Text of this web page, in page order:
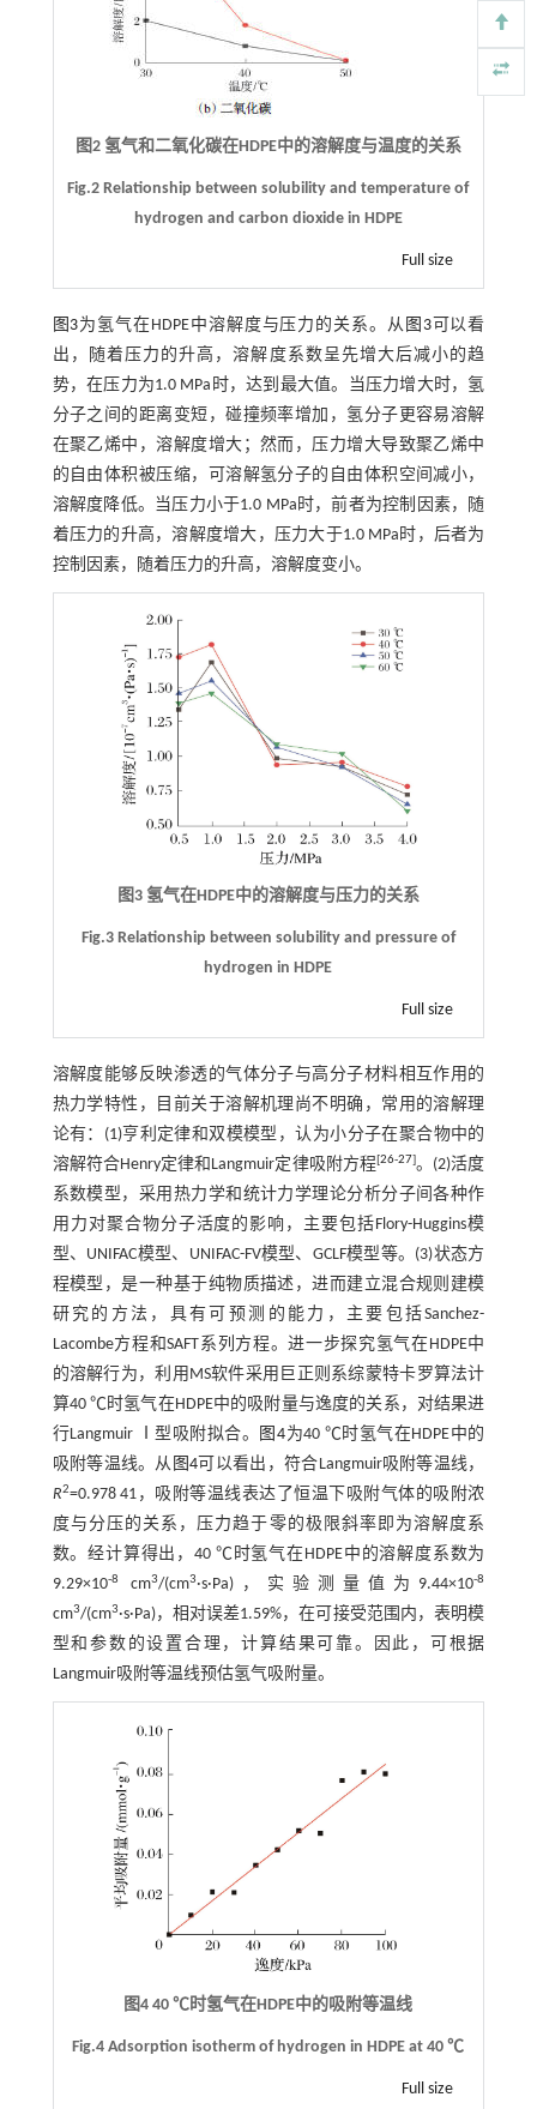
图2 氢气和二氧化碳在HDPE中的溶解度与温度的关系
Fig.2 Relationship between solubility and temperature of
hydrogen and carbon dioxide in HDPE
Full size
图3为氢气在HDPE中溶解度与压力的关系。从 图3可以看
出，随着压力的升高，溶解度系数呈先增大后减小的趋
势，在压力为1.0 MPa时，达到最大值。当压力增大时，氢
分子之间的距离变短，碰撞频率增加，氢分子更容易溶解
在聚乙烯中，溶解度增大；然而，压力增大导致聚乙烯中
的自由体积被压缩，可溶解氢分子的自由体积空间减小，
溶解度降低。当压力小于1.0 MPa时，前者为控制因素，随
着压力的升高，溶解度增大，压力大于1.0 MPa时，后者为
控制因素，随着压力的升高，溶解度变小。
图3 氢气在HDPE中的溶解度与压力的关系
Fig.3 Relationship between solubility and pressure of
hydrogen in HDPE
Full size
溶解度能够反映渗透的气体分子与高分子材料相互作用的
热力学特性，目前关于溶解机理尚不明确，常用的溶解理
论有：(1)亨利定律和双模模型，认为小分子在聚合物中的
溶解符合Henry定律和Langmuir定律吸附方程[26-27]。(2)活度
系数模型，采用热力学和统计力学理论分析分子间各种作
用力对聚合物分子活度的影响，主要包括Flory-Huggins模
型、UNIFAC模型、UNIFAC-FV模型、GCLF模型等。(3)状态方
程模型，是一种基于纯物质描述，进而建立混合规则建模
研究的方法，具有可预测的能力，主要包括Sanchez-
Lacombe方程和SAFT系列方程。进一步探究氢气在HDPE中
的溶解行为，利用MS软件采用巨正则系综蒙特卡罗算法计
算40 ℃时氢气在HDPE中的吸附量与逸度的关系，对结果进
行Langmuir Ⅰ型吸附拟合。
图4为40 ℃时氢气在HDPE中的
吸附等温线。从 图4可以看出，符合Langmuir吸附等温线，
R2=0.978 41，吸附等温线表达了恒温下吸附气体的吸附浓
度与分压的关系，压力趋于零的极限斜率即为溶解度系
数。经计算得出，40 ℃时氢气在HDPE中的溶解度系数为
9.29×10-8 cm3/(cm3·s·Pa)，实验测量值为9.44×10-8
cm3/(cm3·s·Pa)，相对误差1.59%，在可接受范围内，表明模
型和参数的设置合理，计算结果可靠。因此，可根据
Langmuir吸附等温线预估氢气吸附量。
图4 40 ℃时氢气在HDPE中的吸附等温线
Fig.4 Adsorption isotherm of hydrogen in HDPE at 40 ℃
Full size